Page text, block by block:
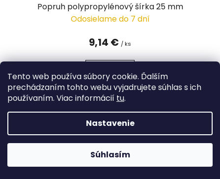
Tento web používa súbory cookie. Ďalším
prechádzaním tohto webu vyjadrujete súhlas s ich
používaním. Viac informácií tu.
Nastavenie
Súhlasím
Popruh polypropylénový šírka 25 mm
Odosielame do 7 dní
9,14 € / ks
DETAIL